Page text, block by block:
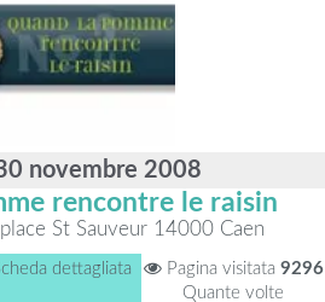
novembre 2008
rencontre le raisin
St Sauveur 14000 Caen
dettagliata Pagina visitata 9296
Quante volte